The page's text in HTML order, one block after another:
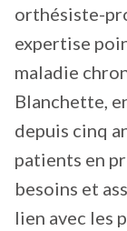
orthésiste-
expertise
maladie
Blanchette,
depuis cinq
patients en
besoins et
lien avec les